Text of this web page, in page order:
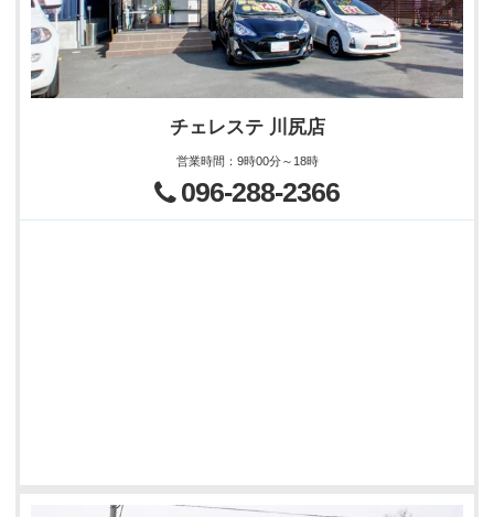
チェレステ 川尻店
営業時間 ： 9時00分～18時
096-288-2366